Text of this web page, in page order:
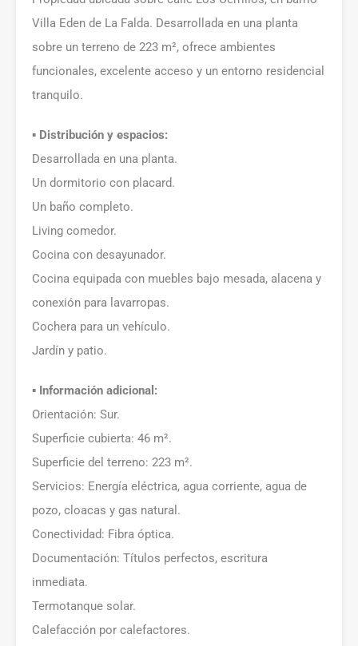
Villa Eden de La Falda. Desarrollada en una planta
sobre un terreno de 223 m², ofrece ambientes
funcionales, excelente acceso y un entorno residencial
tranquilo.
▪️ Distribución y espacios:
Desarrollada en una planta.
Un dormitorio con placard.
Un baño completo.
Living comedor.
Cocina con desayunador.
Cocina equipada con muebles bajo mesada, alacena y
conexión para lavarropas.
Cochera para un vehículo.
Jardín y patio.
▪️ Información adicional:
Orientación: Sur.
Superficie cubierta: 46 m².
Superficie del terreno: 223 m².
Servicios: Energía eléctrica, agua corriente, agua de
pozo, cloacas y gas natural.
Conectividad: Fibra óptica.
Documentación: Títulos perfectos, escritura
inmediata.
Termotanque solar.
Calefacción por calefactores.